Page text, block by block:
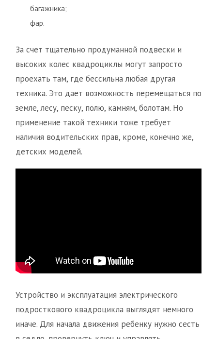
багажника;
фар.
За счет тщательно продуманной подвески и
высоких колес квадроциклы могут запросто
проехать там, где бессильна любая другая
техника. Это дает возможность перемещаться по
земле, лесу, песку, полю, камням, болотам. Но
применение такой техники тоже требует
наличия водительских прав, кроме, конечно же,
детских моделей.
Устройство и эксплуатация электрического
подросткового квадроцикла выглядят немного
иначе. Для начала движения ребенку нужно сесть